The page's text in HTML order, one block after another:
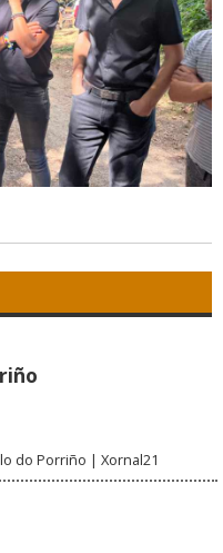
do Porriño | Xornal21